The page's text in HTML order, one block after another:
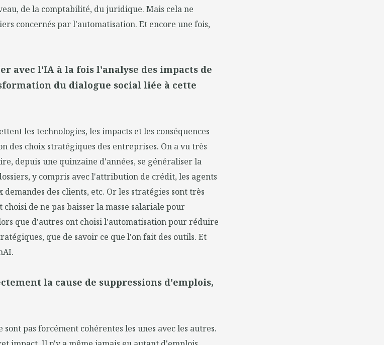
de la comptabilité, du juridique. Mais cela ne
concernés par l'automatisation. Et encore une fois,
avec l'IA à la fois l'analyse des impacts de
du dialogue social liée à cette
les technologies, les impacts et les conséquences
des choix stratégiques des entreprises. On a vu très
depuis une quinzaine d'années, se généraliser la
y compris avec l'attribution de crédit, les agents
demandes des clients, etc. Or les stratégies sont très
de ne pas baisser la masse salariale pour
que d'autres ont choisi l'automatisation pour réduire
que de savoir ce que l'on fait des outils. Et
la cause de suppressions d'emplois,
pas forcément cohérentes les unes avec les autres.